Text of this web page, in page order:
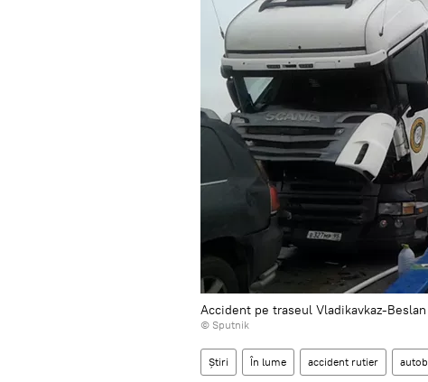
Accident pe traseul Vladikavkaz-Beslan
© Sputnik
Știri În lume accident rutier